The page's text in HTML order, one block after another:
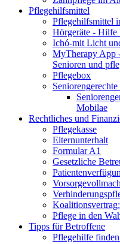
Pflegehilfsmittel
Pflegehilfsmittel
Hörgeräte - Hilfe
Ichó-mit Licht
MyTherapy App
Senioren und
Pflegebox
Mobilae
Rechtliches und
Pflegekasse
Elternunterhalt
Formular A1
Gesetzliche
Pflege in den
Tipps für Betroffene
Pflegehilfe